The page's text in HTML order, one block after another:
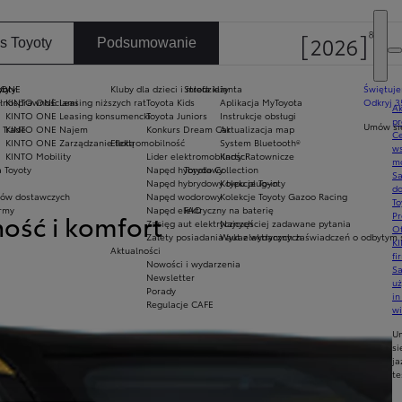
Odkryj
Umów
KINTO ONE Leasing niższych rat
KINTO ONE Leasing konsumencki
KINTO ONE Najem
KINTO ONE Zarządzanie flotą
KINTO Mobility
dostawczych
Strefa klienta
Aplikacja MyToyota
Instrukcje obsługi
Aktualizacja map
System Bluetooth®
Karty Ratownicze
Toyota Collection
Kolekcje Toyoty
Kolekcje Toyoty Gazoo Racing
FAQ
Najczęściej zadawane pytania
Wykaz wydanych zaświadczeń o odbytym
Kluby dla dzieci i młodzieży
Toyota Kids
Toyota Juniors
Konkurs Dream Car
Elektromobilność
Lider elektromobilności
Napęd hybrydowy
Napęd hybrydowy typu plug-in
Napęd wodorowy
Napęd elektryczny na baterię
Zasięg aut elektrycznych
Zalety posiadania aut elektrycznych
Aktualności
Nowości i wydarzenia
Newsletter
Porady
Regulacje CAFE
Toyoty Podsumowanie
i komfort